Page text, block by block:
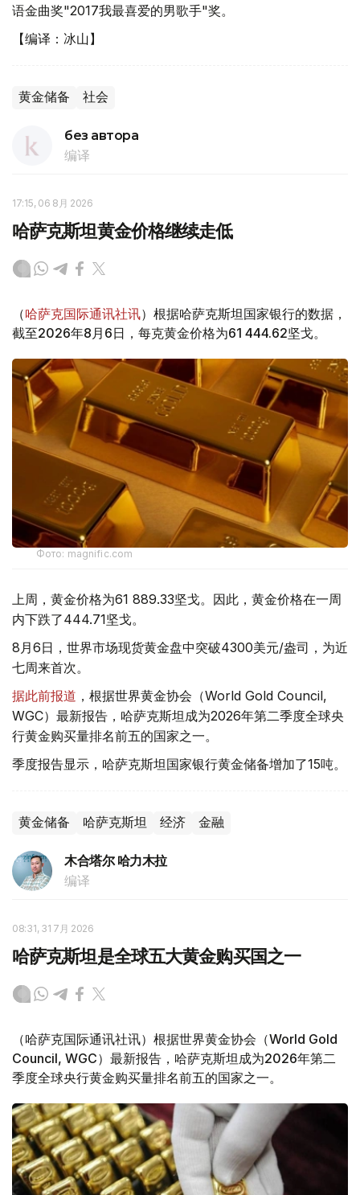
语金曲奖"2017我最喜爱的男歌手"奖。
【编译：冰山】
黄金储备 社会
без автора
编译
17:15, 06 8月 2026
哈萨克斯坦黄金价格继续走低
（哈萨克国际通讯社讯）根据哈萨克斯坦国家银行的数据，
截至2026年8月6日，每克黄金价格为61 444.62坚戈。
Фото: magnific.com
上周，黄金价格为61 889.33坚戈。因此，黄金价格在一周
内下跌了444.71坚戈。
8月6日，世界市场现货黄金盘中突破4300美元/盎司，为近
七周来首次。
据此前报道 ，根据世界黄金协会（World Gold Council,
WGC）最新报告，哈萨克斯坦成为2026年第二季度全球央
行黄金购买量排名前五的国家之一。
季度报告显示，哈萨克斯坦国家银行黄金储备增加了15吨。
黄金储备 哈萨克斯坦 经济 金融
木合塔尔 哈力木拉
编译
08:31, 31 7月 2026
哈萨克斯坦是全球五大黄金购买国之一
（哈萨克国际通讯社讯）根据世界黄金协会（World Gold
Council, WGC）最新报告，哈萨克斯坦成为2026年第二
季度全球央行黄金购买量排名前五的国家之一。